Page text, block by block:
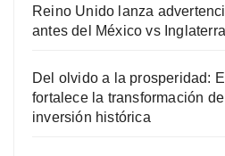
Reino Unido lanza
antes del México vs
Del olvido a la prosperidad:
fortalece la transformación
inversión histórica